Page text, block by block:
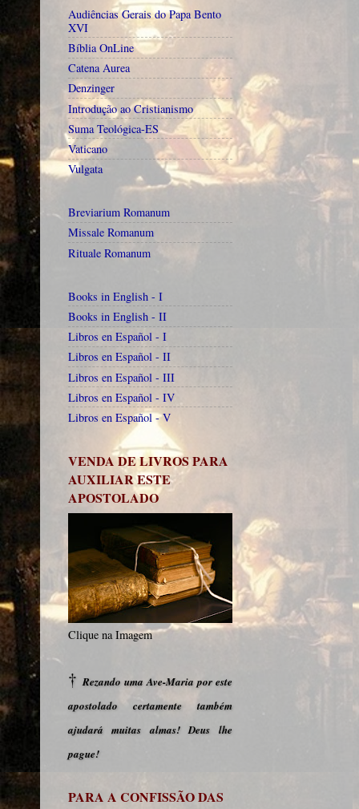
Audiências Gerais do Papa Bento
XVI
Bíblia OnLine
Catena Aurea
Denzinger
Introdução ao Cristianismo
Suma Teológica-ES
Vaticano
Vulgata
Breviarium Romanum
Missale Romanum
Rituale Romanum
Books in English - I
Books in English - II
Libros en Español - I
Libros en Español - II
Libros en Español - III
Libros en Español - IV
Libros en Español - V
VENDA DE LIVROS PARA
AUXILIAR ESTE
APOSTOLADO
Clique na Imagem
† Rezando uma Ave-Maria por este
apostolado certamente também
ajudará muitas almas! Deus lhe
pague!
PARA A CONFISSÃO DAS